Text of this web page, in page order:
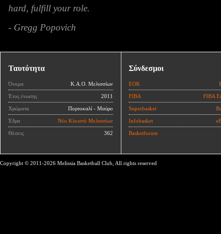
hard, fulfill your role.
- Gregg Popovich
Ταυτότητα
Όνομα Κ.Α.Ο. Μελισσίων
Έτος ένωσης 2011
Χρώματα Πορτοκαλί - Μαύρο
Έδρα Νέο Κλειστό Μελισσίων
Θέσεις 362
Σύνδεσμοι
ΕΟΚ
FIBA FIBA
Superbasket
Infobasket
Basketforum
Copyright © 2011-2026 Melissia Basketball Club, All rights reserved